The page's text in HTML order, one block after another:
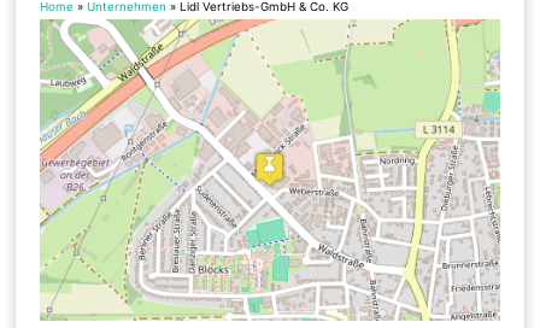
Home »Unternehmen »Lidl Vertriebs-GmbH & Co. KG